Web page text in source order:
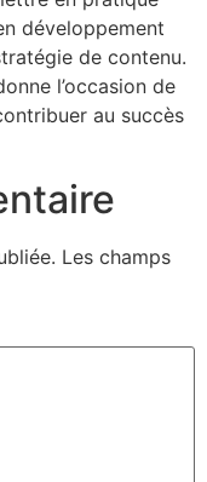
développement
de contenu.
l’occasion de
au succès
Les champs